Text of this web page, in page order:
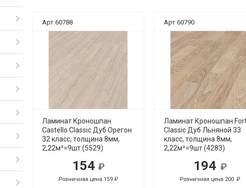
Арт.60788
Ламинат Кроношпан
Castello Classic Дуб Орегон
32 класс, толщина 8мм,
2,22м²=9шт (5529)
154
Розничная цена 159
Арт.60790
Ламинат Кроношпан
Classic Дуб Льняной 33
класс, толщина 8мм,
2,22м²=9шт (4283)
194
Розничная цена 200
руб.
руб.
руб.
руб.